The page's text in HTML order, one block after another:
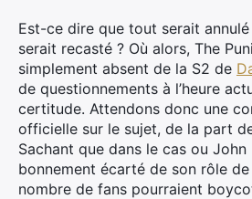
Est-ce dire que tout serait annulé
serait recasté ? Où alors, The
simplement absent de la S2 de
de questionnements à l’heure
certitude. Attendons donc une
officielle sur le sujet, de la part
Sachant que dans le cas ou
bonnement écarté de son rôle de
nombre de fans pourraient